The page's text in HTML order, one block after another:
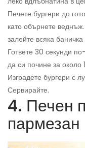
Печете бургери до
като обърнете веднъж.
залейте всяка
Гответе 30 секунди
да си почине за около
Изградете бургери с
Сервирайте.
4. Печен
пармезан